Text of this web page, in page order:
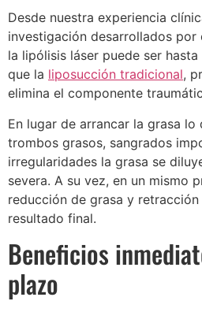
Desde nuestra experiencia
investigación desarrollados por
la lipólisis láser puede ser
que la liposucción tradicional,
elimina el componente
En lugar de arrancar la grasa lo
trombos grasos, sangrados
irregularidades la grasa se
severa. A su vez, en un mismo
reducción de grasa y
resultado final.
Beneficios
plazo